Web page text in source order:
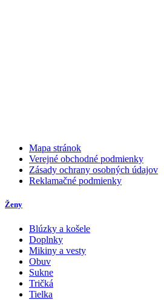
Mapa stránok
Verejné obchodné podmienky
Zásady ochrany osobných údajov
Reklamačné podmienky
Ženy
Blúzky a košele
Doplnky
Mikiny a vesty
Obuv
Sukne
Tričká
Tielka